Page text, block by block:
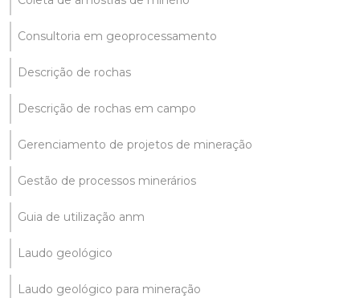
Consultoria em geoprocessamento
Descrição de rochas
Descrição de rochas em campo
Gerenciamento de projetos de mineração
Gestão de processos minerários
Guia de utilização anm
Laudo geológico
Laudo geológico para mineração